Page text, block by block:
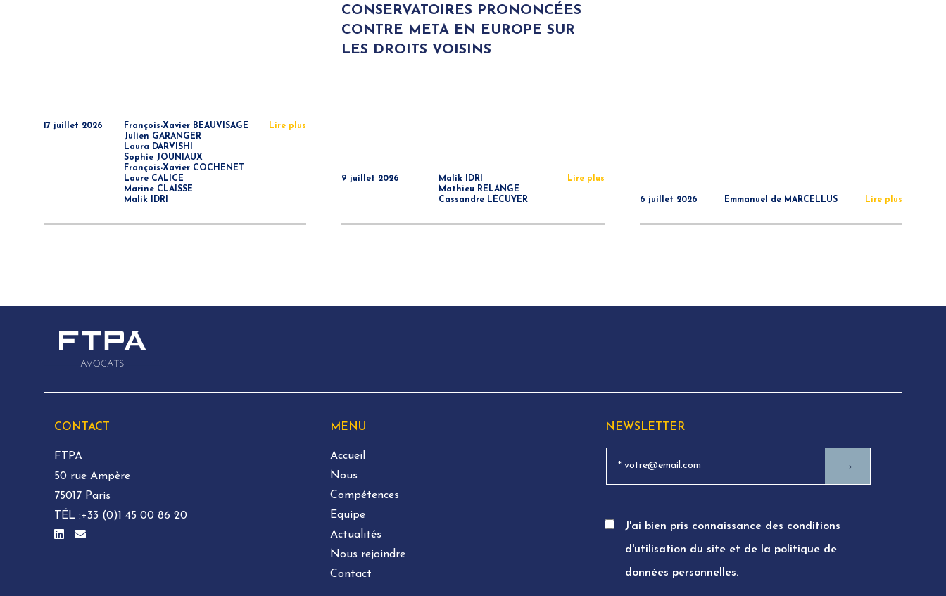
17 juillet 2026
François-Xavier BEAUVISAGE
Julien GARANGER
Laura DARVISHI
Sophie JOUNIAUX
François-Xavier COCHENET
Laure CALICE
Marine CLAISSE
Malik IDRI
Lire plus
CONSERVATOIRES PRONONCÉES
CONTRE META EN EUROPE SUR
LES DROITS VOISINS
9 juillet 2026
Malik IDRI
Mathieu RELANGE
Cassandre LÉCUYER
Lire plus
6 juillet 2026 Emmanuel de MARCELLUS Lire plus
CONTACT
FTPA
50 rue Ampère
75017 Paris
TÉL :+33 (0)1 45 00 86 20
MENU
Accueil
Nous
Compétences
Equipe
Actualités
Nous rejoindre
Contact
NEWSLETTER
→
J'ai bien pris connaissance des conditions
d'utilisation du site et de la politique de
données personnelles.